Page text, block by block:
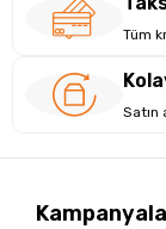
Lenovo, zarif bir
Tüm
Satın